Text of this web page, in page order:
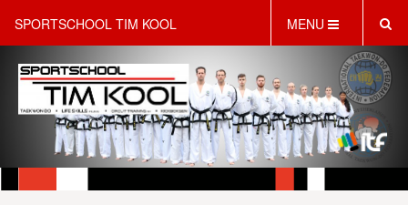
SPORTSCHOOL TIM KOOL MENU
HOME
INFORMATIE
LESAANBOD
ROOSTER